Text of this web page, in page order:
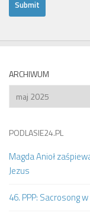
ARCHIWUM
Archiwum
PODLASIE24.PL
Magda Anioł
Jezus
46. PPP: Sacrosong